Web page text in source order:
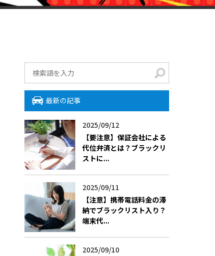
最新の記事
2025/09/12
【要注意】保証会社による
代位弁済とは？ブラックリ
ストに...
2025/09/11
【注意】携帯電話料金の滞
納でブラックリスト入り？
端末代...
2025/09/10